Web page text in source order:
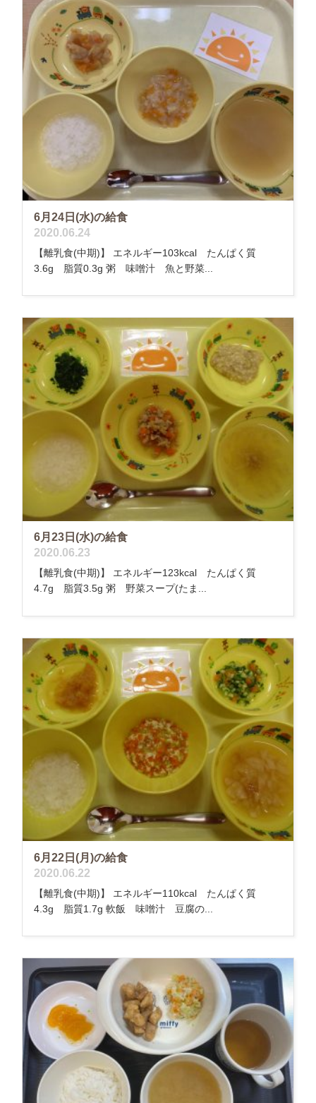
6月24日(水)の給食
2020.06.24
【離乳食(中期)】 エネルギー103kcal たんぱく質
3.6g 脂質0.3g 粥 味噌汁 魚と野菜...
6月23日(水)の給食
2020.06.23
【離乳食(中期)】 エネルギー123kcal たんぱく質
4.7g 脂質3.5g 粥 野菜スープ(たま...
6月22日(月)の給食
2020.06.22
【離乳食(中期)】 エネルギー110kcal たんぱく質
4.3g 脂質1.7g 軟飯 味噌汁 豆腐の...